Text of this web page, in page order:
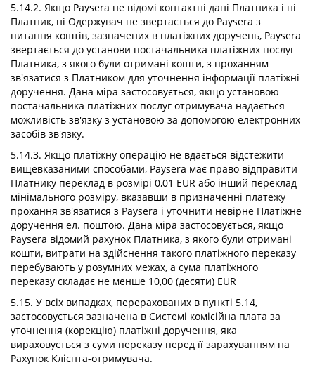
5.14.2. Якщо Paysera не відомі контактні дані Платника і ні
Платник, ні Одержувач не звертається до Paysera з
питання коштів, зазначених в платіжних доручень, Paysera
звертається до установи постачальника платіжних послуг
Платника, з якого були отримані кошти, з проханням
зв'язатися з Платником для уточнення інформації платіжні
доручення. Дана міра застосовується, якщо установою
постачальника платіжних послуг отримувача надається
можливість зв'язку з установою за допомогою електронних
засобів зв'язку.
5.14.3. Якщо платіжну операцію не вдається відстежити
вищевказаними способами, Paysera має право відправити
Платнику переклад в розмірі 0,01 EUR або інший переклад
мінімального розміру, вказавши в призначенні платежу
прохання зв'язатися з Paysera і уточнити невірне Платіжне
доручення ел. поштою. Дана міра застосовується, якщо
Paysera відомий рахунок Платника, з якого були отримані
кошти, витрати на здійснення такого платіжного переказу
перебувають у розумних межах, а сума платіжного
переказу складає не менше 10,00 (десяти) EUR
5.15. У всіх випадках, перерахованих в пункті 5.14,
застосовується зазначена в Системі комісійна плата за
уточнення (корекцію) платіжні доручення, яка
вираховується з суми переказу перед її зарахуванням на
Рахунок Клієнта-отримувача.